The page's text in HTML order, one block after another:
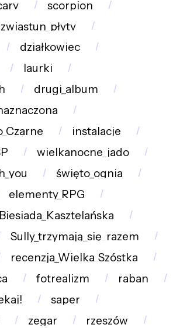
scorpion
zwiastun_płyty
działkowiec
laurki
drugi_album
instalacje
wielkanocne_jado
święto_ognia
elementy_RPG
Biesiada_Kasztelańska
Sully_trzymają_się_razem
recenzja_Wielka_Szóstka
fotrealizm
raban
saper
zegar
rzeszów